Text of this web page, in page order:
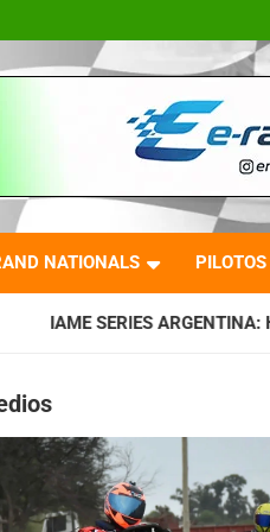
NATIONALS PILOTOS
Horarios para la fecha